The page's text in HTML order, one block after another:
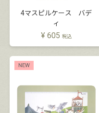
4マスピルケース バデ
ィ
¥ 605 税込
NEW